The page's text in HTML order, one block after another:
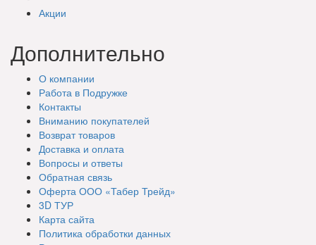
Акции
Дополнительно
О компании
Работа в Подружке
Контакты
Вниманию покупателей
Возврат товаров
Доставка и оплата
Вопросы и ответы
Обратная связь
Оферта ООО «Табер Трейд»
3D ТУР
Карта сайта
Политика обработки данных